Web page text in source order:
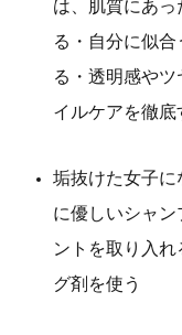
は、肌質にあ
る・自分に似合
る・透明感や
イルケアを徹底
垢抜けた女子
に優しいシャン
ントを取り入
グ剤を使う